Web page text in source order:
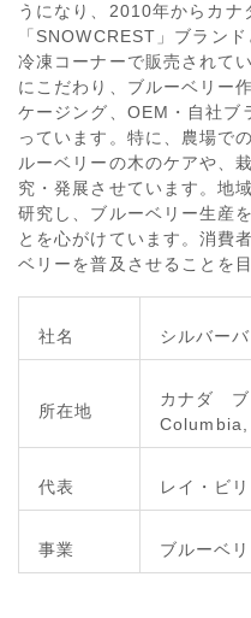
うになり、2010年からカナ
「SNOWCREST」ブラン
冷凍コーナーで販売されて
にこだわり、ブルーベリー
ケージング、OEM・自社ブ
っています。特に、農場で
ルーベリーの木のケアや、
究・発展させています。地
研究し、ブルーベリー生産
とを心がけています。消費
ベリーを普及させることを
社名 シルバー
所在地
カナダ ブ
代表 レイ・ビ
事業 ブルーベ